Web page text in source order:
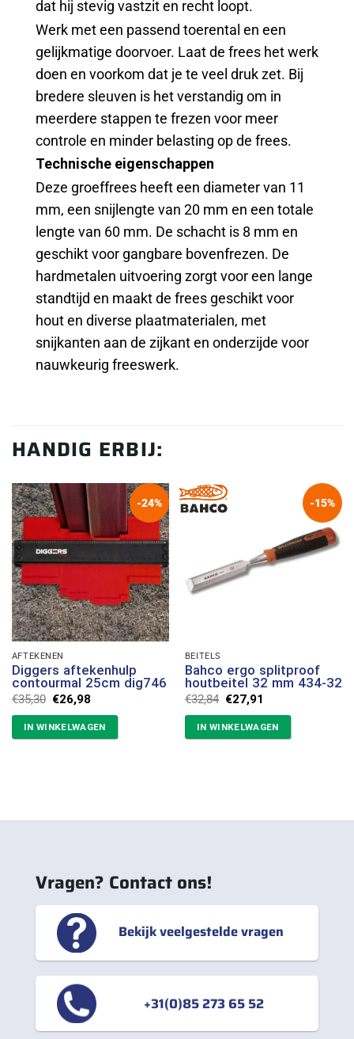
dat hij stevig vastzit en recht loopt.
Werk met een passend toerental en een
gelijkmatige doorvoer. Laat de frees het werk
doen en voorkom dat je te veel druk zet. Bij
bredere sleuven is het verstandig om in
meerdere stappen te frezen voor meer
controle en minder belasting op de frees.
Technische eigenschappen
Deze groeffrees heeft een diameter van 11
mm, een snijlengte van 20 mm en een totale
lengte van 60 mm. De schacht is 8 mm en
geschikt voor gangbare bovenfrezen. De
hardmetalen uitvoering zorgt voor een lange
standtijd en maakt de frees geschikt voor
hout en diverse plaatmaterialen, met
snijkanten aan de zijkant en onderzijde voor
nauwkeurig freeswerk.
HANDIG ERBIJ:
-24%
AFTEKENEN
Diggers aftekenhulp
contourmal 25cm dig746
€35,30 Oorspronkelijke
was:
€35,30.
€26,98Huidige
is:
€26,98.
IN WINKELWAGEN
-15%
BEITELS
Bahco ergo splitproof
houtbeitel 32 mm 434-32
€32,84 Oorspronkelijke
was:
€32,84.
€27,91
is:
€27,91.
IN WINKELWAGEN
Vragen? Contact ons!
Bekijk veelgestelde vragen
+31(0)85 273 65 52